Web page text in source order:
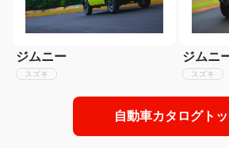
ジムニー
スズキ
ジムニ
スズキ
自動車カタログト